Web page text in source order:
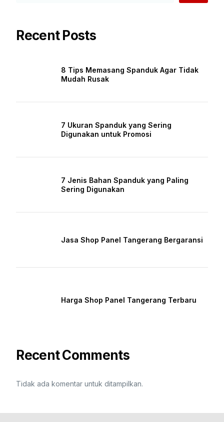
Recent Posts
8 Tips Memasang Spanduk Agar Tidak
Mudah Rusak
7 Ukuran Spanduk yang Sering
Digunakan untuk Promosi
7 Jenis Bahan Spanduk yang Paling
Sering Digunakan
Jasa Shop Panel Tangerang Bergaransi
Harga Shop Panel Tangerang Terbaru
Recent Comments
Tidak ada komentar untuk ditampilkan.